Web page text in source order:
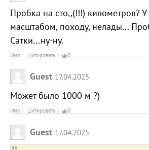
Пробка на сто,,(!!!) километров? У
масштабом, походу, нелады...
Сатки...ну-ну.
Имя Цитировать 0
Guest 17.04.2025
Может было 1000 м ?)
Имя Цитировать 0
Guest 17.04.2025